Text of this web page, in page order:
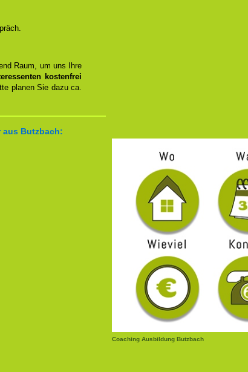
Raum, um uns Ihre
kostenfrei
planen Sie dazu ca.
aus Butzbach:
Coaching Ausbildung Butzbach